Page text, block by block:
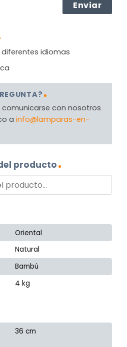
idiomas
con nosotros
a info@lamparas-en-
producto
Oriental
Natural
Bambú
4 kg
36 cm